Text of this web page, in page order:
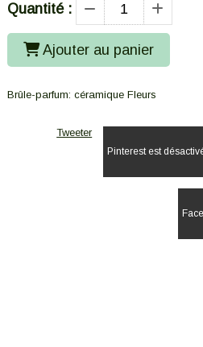
Quantité :
Ajouter au panier
Brûle-parfum: céramique Fleurs
Tweeter
Pinterest est